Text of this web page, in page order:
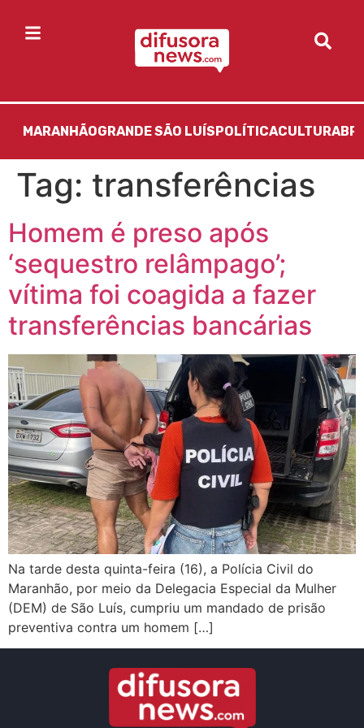
MARANHÃOGRANDE SÃO LUÍS POLÍTICACULTURA
Tag: transferências
Homem é preso após
‘sequestro relâmpago’;
vítima foi coagida a fazer
transferências bancárias
Na tarde desta quinta-feira (16), a Polícia Civil do
Maranhão, por meio da Delegacia Especial da Mulher
(DEM) de São Luís, cumpriu um mandado de prisão
preventiva contra um homem […]